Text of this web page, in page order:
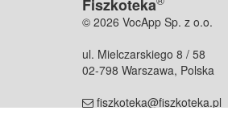
Fiszkoteka
© 2026 VocApp Sp. z o.o.
ul. Mielczarskiego 8 / 58
02-798 Warszawa, Polska
fiszkoteka@fiszkoteka.pl